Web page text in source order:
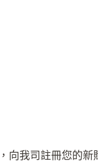
向我司註冊您的新